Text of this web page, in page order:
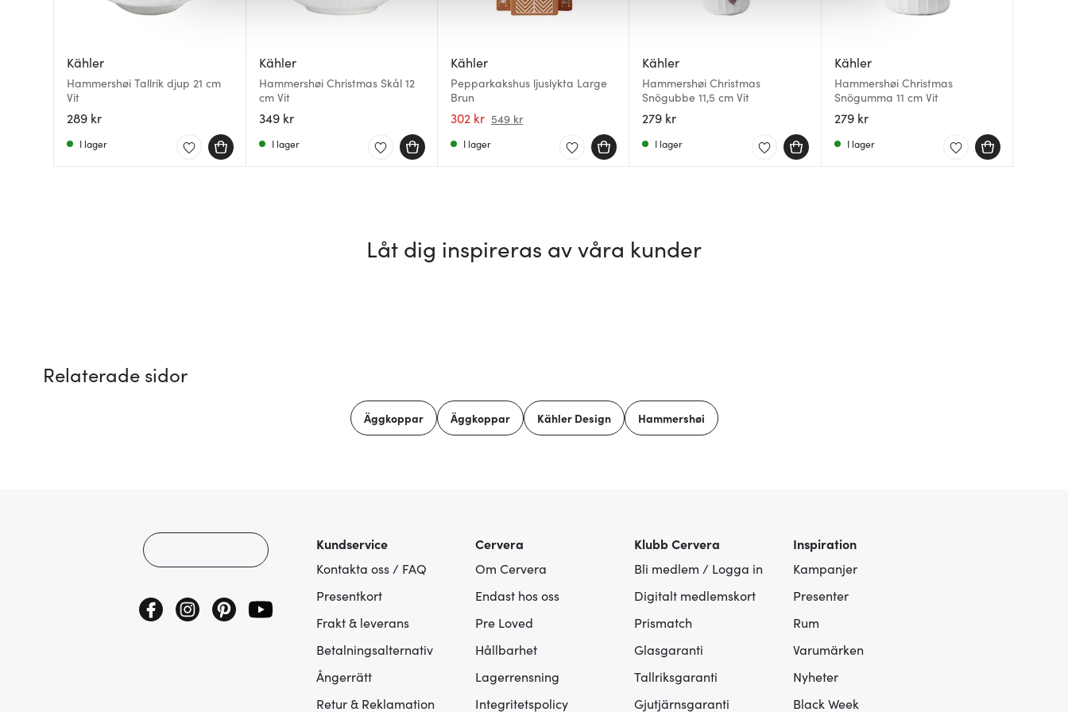
Kähler
Hammershøi Tallrik djup 21 cm
Vit
289 kr
I lager
Kähler
Hammershøi Christmas Skål 12
cm Vit
349 kr
I lager
Kähler
Pepparkakshus ljuslykta Large
Brun
302 kr 549 kr
I lager
Kähler
Hammershøi Christmas
Snögubbe 11,5 cm Vit
279 kr
I lager
Kähler
Hammershøi Christmas
Snögumma 11 cm Vit
279 kr
I lager
Låt dig inspireras av våra kunder
Relaterade sidor
Äggkoppar Äggkoppar Kähler Design Hammershøi
Kundservice
Kontakta oss / FAQ
Presentkort
Frakt & leverans
Betalningsalternativ
Ångerrätt
Retur & Reklamation
Cervera
Om Cervera
Endast hos oss
Pre Loved
Hållbarhet
Lagerrensning
Integritetspolicy
Klubb Cervera
Bli medlem / Logga in
Digitalt medlemskort
Prismatch
Glasgaranti
Tallriksgaranti
Gjutjärnsgaranti
Inspiration
Kampanjer
Presenter
Rum
Varumärken
Nyheter
Black Week